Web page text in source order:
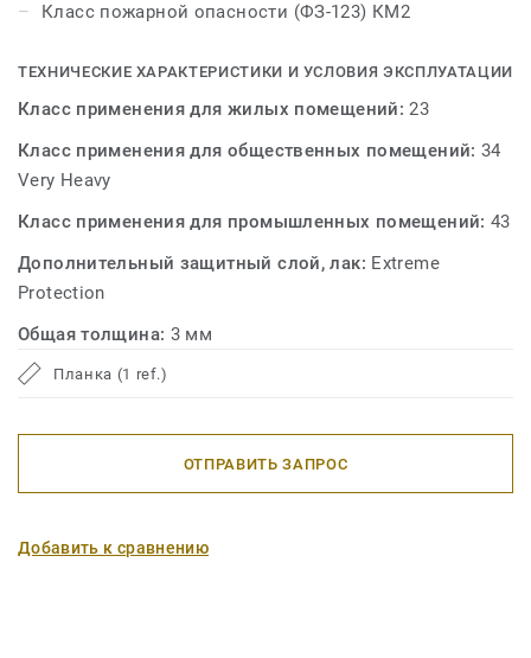
комфорт и возможности создания уникального
дизайнов, которые позволяют зонировать
пространство, сочетая покрытия различных видов, и
возможностями укладки Art Vinyl вы можете
ознакомиться в брошюре с вариантами укладки.
Класс пожарной опасности (ФЗ-123) КМ2
ТЕХНИЧЕСКИЕ ХАРАКТЕРИСТИКИ И УСЛОВИЯ ЭКСПЛУАТАЦИИ
Класс применения для жилых помещений:23
Класс применения для общественных помещений:34
Very Heavy
Класс применения для промышленных помещений:43
Дополнительный защитный слой, лак: Extreme
Protection
Общая толщина: 3 мм
Планка (1 ref.)
ОТПРАВИТЬ ЗАПРОС
Добавить к сравнению